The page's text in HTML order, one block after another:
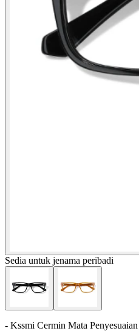
Sedia untuk jenama peribadi
- Kssmi Cermin Mata